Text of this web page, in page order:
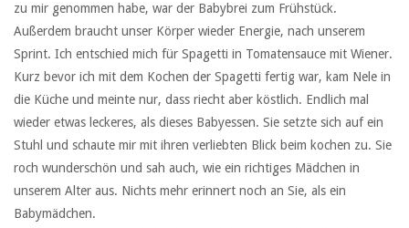
zu mir genommen habe, war der Babybrei zum Frühstück.
Außerdem braucht unser Körper wieder Energie, nach unserem
Sprint. Ich entschied mich für Spagetti in Tomatensauce mit Wiener.
Kurz bevor ich mit dem Kochen der Spagetti fertig war, kam Nele in
die Küche und meinte nur, dass riecht aber köstlich. Endlich mal
wieder etwas leckeres, als dieses Babyessen. Sie setzte sich auf ein
Stuhl und schaute mir mit ihren verliebten Blick beim kochen zu. Sie
roch wunderschön und sah auch, wie ein richtiges Mädchen in
unserem Alter aus. Nichts mehr erinnert noch an Sie, als ein
Babymädchen.